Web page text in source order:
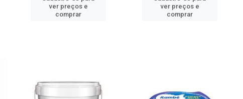
ver preços e
comprar
ver preços e
comprar